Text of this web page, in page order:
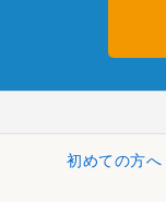
初めての方へ